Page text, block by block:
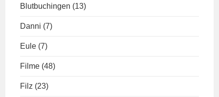
Blutbuchingen (13)
Danni (7)
Eule (7)
Filme (48)
Filz (23)